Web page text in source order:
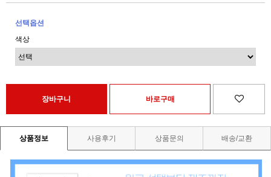
선택옵션
색상
상품정보 사용후기 상품문의 배송/교환